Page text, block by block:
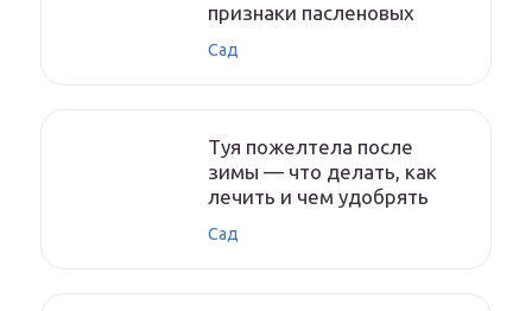
признаки пасленовых
Сад
Туя пожелтела после
зимы — что делать, как
лечить и чем удобрять
Сад